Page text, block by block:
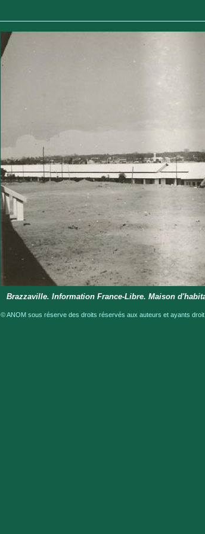
Brazzaville. Information France-Libre. Maison
© ANOM sous réserve des droits réservés aux auteurs et ayants droit